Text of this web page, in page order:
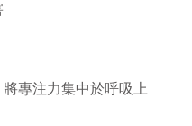
專注力集中於呼吸上